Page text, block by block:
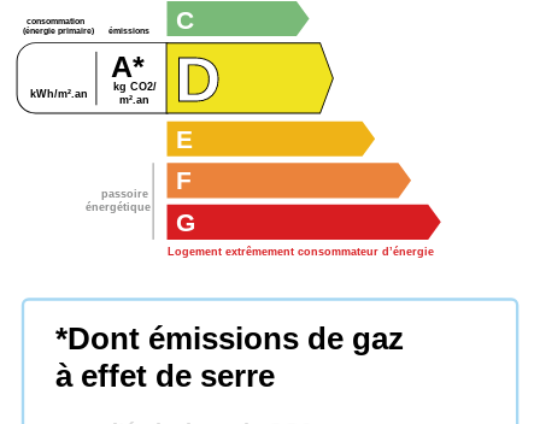
passoire
énergétique
consommation
(énergie primaire) émissions
kg CO2/
m².an
kWh/m².an
A*
G
Logement extrêmement consommateur d’énergie
F
E
D
C
*Dont émissions de gaz
à effet de serre